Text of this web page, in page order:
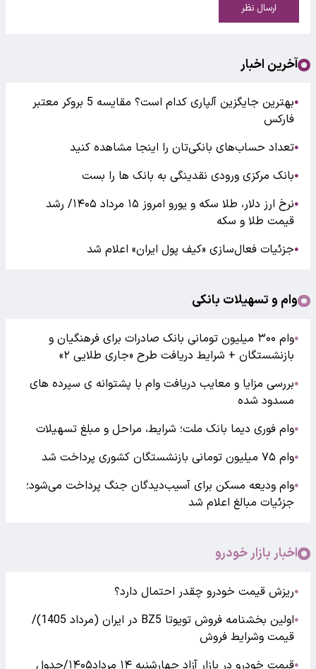
ارسال نظر
آخرین اخبار
●
بهترین جایگزین آلپاری کدام است؟ مقایسه 5 بروکر معتبر
فارکس
●تعداد حساب‌های بانکی‌تان را اینجا مشاهده کنید
●بانک مرکزی ورودی نقدینگی به بانک ها را بست
●
نرخ ارز دلار، طلا سکه و یورو امروز ۱۵ مرداد ۱۴۰۵/ رشد
قیمت طلا و سکه
●جزئیات فعال‌سازی «کیف پول ایران» اعلام شد
وام و تسهیلات بانکی
●
وام ۳۰۰ میلیون تومانی بانک صادرات برای فرهنگیان و
بازنشستگان + شرایط دریافت طرح «جاری طلایی ۲»
●بررسی مزایا و معایب دریافت وام با پشتوانه ی سپرده های
مسدود شده
●وام فوری دیما بانک ملت؛ شرایط، مراحل و مبلغ تسهیلات
●وام ۷۵ میلیون تومانی بازنشستگان کشوری پرداخت شد
●وام ودیعه مسکن برای آسیب‌دیدگان جنگ پرداخت می‌شود؛
جزئیات مبالغ اعلام شد
اخبار بازار خودرو
●ریزش قیمت خودرو چقدر احتمال دارد؟
●
اولین بخشنامه فروش تویوتا BZ5 در ایران (مرداد 1405)/
قیمت وشرایط فروش
● قیمت خودرو در بازار آزاد چهارشنبه ۱۴ مرداد۱۴۰۵/جدول